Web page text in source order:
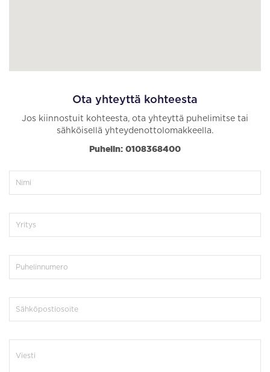
Ota yhteyttä kohteesta
Jos kiinnostuit kohteesta, ota yhteyttä puhelimitse tai
sähköisellä yhteydenottolomakkeella.
Puhelin: 0108368400